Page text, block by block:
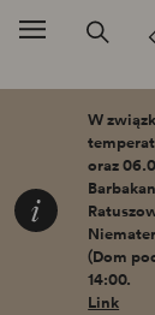
W
oraz
(Dom
14:00.
Link